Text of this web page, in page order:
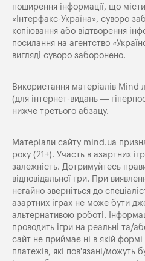
поширення iнформацiї, що
«Iнтерфакс-Україна», суворо
копіювання або відтворення
посилання на агентство
вигляді суворо заборонено.
Використання матеріалів Mind
(для інтернет-видань —
нижче третього абзацу.
Матеріали сайту mind.ua
року (21+). Участь в азартних
залежність. Дотримуйтесь
відповідальної гри. При
негайно зверніться до
азартних іграх не може бути
альтернативою роботі.
проводить ігри на реальні та/
сайт не приймає ні в якій
платежів, які пов’язані/можуть